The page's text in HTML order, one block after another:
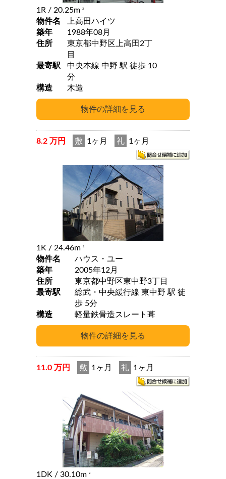
1R / 20.25m 2
物件名
上高田ハイツ
築年
1988年08月
住所
東京都中野区上高田2丁
目
最寄駅
中央本線 中野 駅 徒歩 10
分
構造
木造
8.2 万円 敷 1ヶ月 礼 1ヶ月
1K / 24.46m 2
物件名
ハウス・ユー
築年
2005年12月
住所
東京都中野区東中野3丁目
最寄駅
総武・中央緩行線 東中野 駅 徒
歩 5分
構造
軽量鉄骨造スレート葺
11.0 万円 敷 1ヶ月 礼 1ヶ月
1DK / 30.10m 2